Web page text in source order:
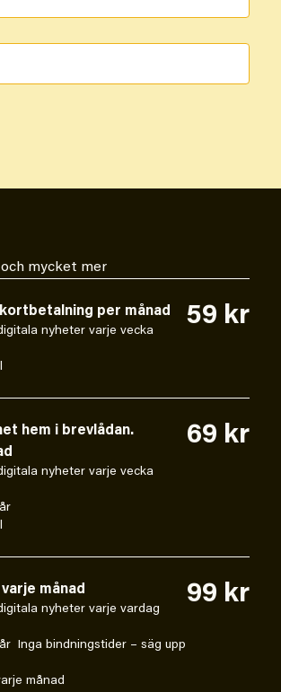
mycket mer
per månad
nyheter varje vecka
59 kr
hem i brevlådan.
nyheter varje vecka
69 kr
månad
nyheter varje vardag
Inga bindningstider – säg upp
månad
99 kr